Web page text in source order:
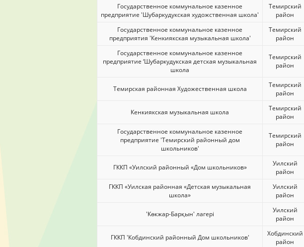
Государственное коммунальное казенное
предприятие 'Шубаркудукская художственная школа'
Темирский
район
Государственное коммунальное казенное
предприятия 'Кенкиякская музыкальная школа'
Темирский
район
Государственное коммунальное казенное
предприятие ‘Шубаркудукская детская музыкальная
школа
Темирский
район
Темирская районная Художественная школа
Темирский
район
Кенкиякская музыкальная школа
Темирский
район
Государственное коммунальное казенное
предприятие 'Темирский районный дом
школьников'
Темирский
район
ГККП «Уилский районный «Дом школьников»
Уилский
район
ГККП «Уилская районная «Детская музыкальная
школа»
Уилский
район
'Көкжар-Барқын' лагері
Уилский
район
ГККП 'Кобдинский районный Дом школьников'
Хобдинский
район